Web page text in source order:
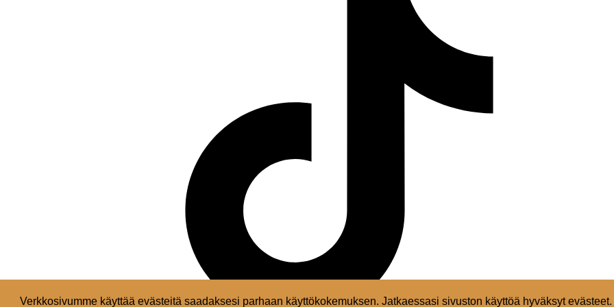
Verkkosivumme käyttää evästeitä saadaksesi parhaan käyttökokemuksen. Jatkaessasi sivuston käyttöä hyväksyt evästeet.